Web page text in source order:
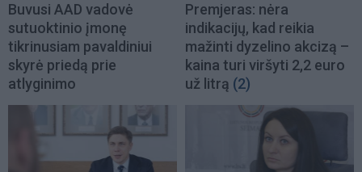
Buvusi AAD vadovė
sutuoktinio įmonę
tikrinusiam pavaldiniui
skyrė priedą prie
atlyginimo
Premjeras: nėra
indikacijų, kad reikia
mažinti dyzelino akcizą –
kaina turi viršyti 2,2 euro
už litrą (2)